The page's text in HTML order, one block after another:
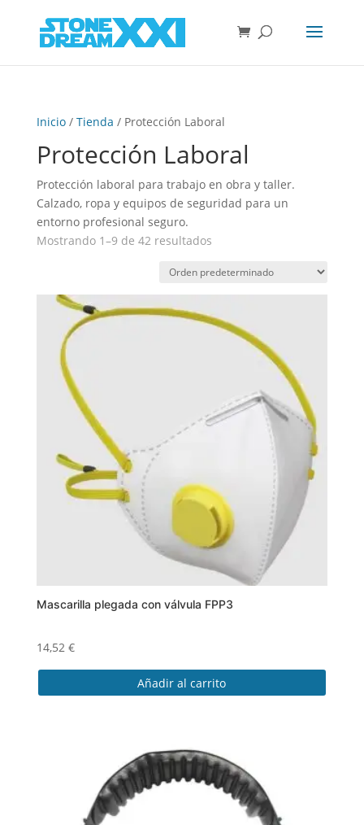
Inicio/ Tienda / Protección Laboral
Protección Laboral
Protección laboral para trabajo en obra y taller.
Calzado, ropa y equipos de seguridad para un
entorno profesional seguro.
Mostrando 1–9 de 42 resultados
Mascarilla plegada con válvula FPP3
14,52 €
Añadir al carrito